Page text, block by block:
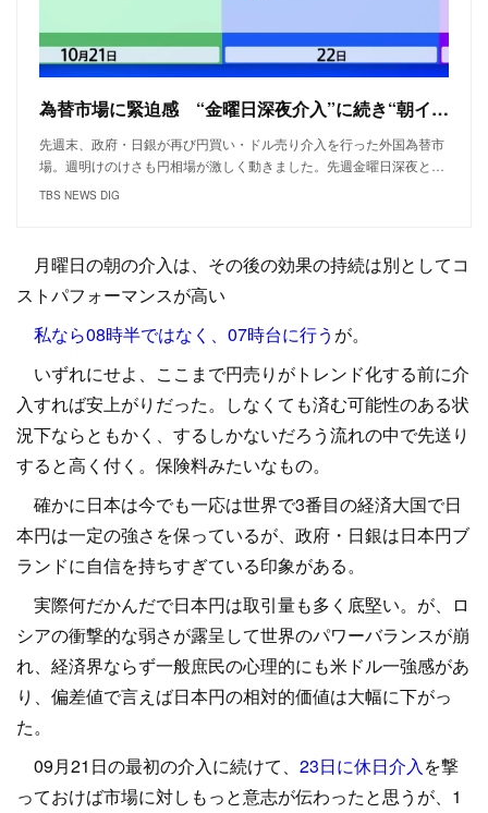
為替市場に緊迫感 “金曜日深夜介入”に続き“朝イチ介入”か しかし数時間で逆戻り | TBS NEWS DIG
先週末、政府・日銀が再び円買い・ドル売り介入を行った外国為替市
場。週明けのけさも円相場が激しく動きました。先週金曜日深夜と…
TBS NEWS DIG
月曜日の朝の介入は、その後の効果の持続は別としてコ
ストパフォーマンスが高い
私なら08時半ではなく、07時台に行う が。
いずれにせよ、ここまで円売りがトレンド化する前に介
入すれば安上がりだった。しなくても済む可能性のある状
況下ならともかく、するしかないだろう流れの中で先送り
すると高く付く。保険料みたいなもの。
確かに日本は今でも一応は世界で3番目の経済大国で日
本円は一定の強さを保っているが、政府・日銀は日本円ブ
ランドに自信を持ちすぎている印象がある。
実際何だかんだで日本円は取引量も多く底堅い。が、ロ
シアの衝撃的な弱さが露呈して世界のパワーバランスが崩
れ、経済界ならず一般庶民の心理的にも米ドル一強感があ
り、偏差値で言えば日本円の相対的価値は大幅に下がっ
た。
09月21日の最初の介入に続けて、 23日に休日介入を撃
っておけば市場に対しもっと意志が伝わったと思うが、1